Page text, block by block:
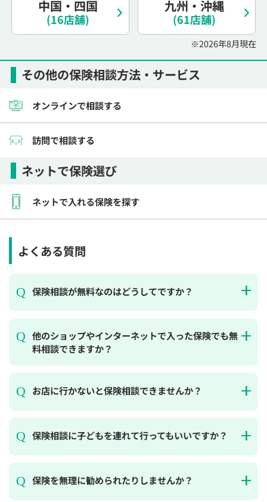
電話で相談予約 （オンライン保険相談専用）
0120-987-110
※受付時間外にご予約をいただいた場合は、
翌営業日のご連絡となります
その他の保険相談方法・サービス
オンラインで相談する
訪問で相談する
ネットで保険選び
ネットで入れる保険を探す
中国・四国
(16店舗)
九州・沖縄
(61店舗)
※2026年8月現在
よくある質問
保険相談が無料なのはどうしてですか？
他のショップやインターネットで入った保険でも無
料相談できますか？
お店に行かないと保険相談できませんか？
保険相談に子どもを連れて行ってもいいですか？
保険を無理に勧められたりしませんか？